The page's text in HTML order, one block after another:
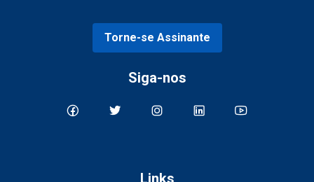
Torne-se Assinante
Siga-nos
Links